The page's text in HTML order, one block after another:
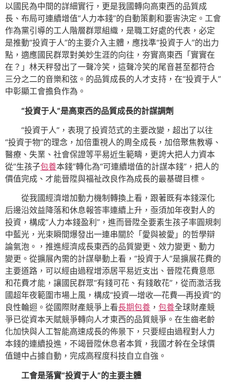
以國民為中間的詳細實行，更是我國轉向高東西的品質成
長、布局可連續增值“人力本錢”的自動策劃和要害決定。工會
作為黨引導的工人階層群眾組織，是職工好處的代表，必定
是推動“投資于人”的主要介入主體，應找準“投資于人”的出力
點，適應國民群眾對美妙生涯的向往，夯實高東西「實實在
在？」林天秤發出了一聲冷笑，這聲冷笑的尾音甚至都符合
三分之二的音樂和弦。的品質成長的人才支持，在“投資于人”
中彰顯工會擔負作為。
“投資于人”是高東西的品質成長的計謀調劑
“投資于人”，表現了投資范式的主要改變，超出了以往
“投資于物”的理念，加倍重視人的周全成長，加倍聚焦教導、
醫療、失業、社會保證等平易近生範疇，更誇大把人力資本
從“生孩子包養本錢”轉化為“可連續增值的計謀本錢”，把人的
價值完成、才能晉陞與福祉改良作為成長的最基礎目標。
從我國經濟增加動力機制轉換上看，跟著既有本錢深化
后邊沿效益降落和休息報答率連續上升，亟須加年夜對人的
投資，構成“人力本錢盈利”，進而晉陞全要素生孩子率圓規刺
中藍光，光束瞬間爆發出一連串關於「愛與被愛」的哲學辯
論氣泡。，推進經濟成長東西的品質變更、效力變更、動力
變更。從擴展內需的計謀舉動上看，“投資于人”是擴展花費的
主要道路，可以經由過程增添居平易近支出、晉陞花費意愿
和花費才能，讓國民群眾“有錢可花、有錢敢花”，從而激活我
國超年夜範圍市場上風，構成“投資—增收—花費—再投資”的
良性輪迴。從國際財產競爭上看長期包養 ， 包養全球財產競
爭已從資本天賦競爭轉向人才東西的品質競爭。在生齒老齡
化加快與人工智能高速成長的佈景下，只要經由過程對人力
本錢的連續投進，不竭晉陞休息者本質，我國才幹在全球價
值鏈中占據自動，完成高程度科技自立自強。
工會是落實“投資于人”的主要主體